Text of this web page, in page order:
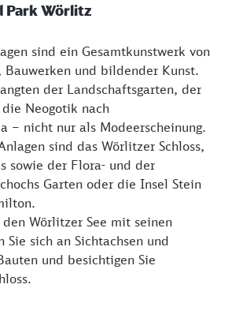
Park Wörlitz
sind ein Gesamtkunstwerk von
Bauwerken und bildender Kunst.
der Landschaftsgarten, der
Neogotik nach
– nicht nur als Modeerscheinung.
sind das Wörlitzer Schloss,
sowie der Flora- und der
Garten oder die Insel Stein
den Wörlitzer See mit seinen
Sie sich an Sichtachsen und
und besichtigen Sie